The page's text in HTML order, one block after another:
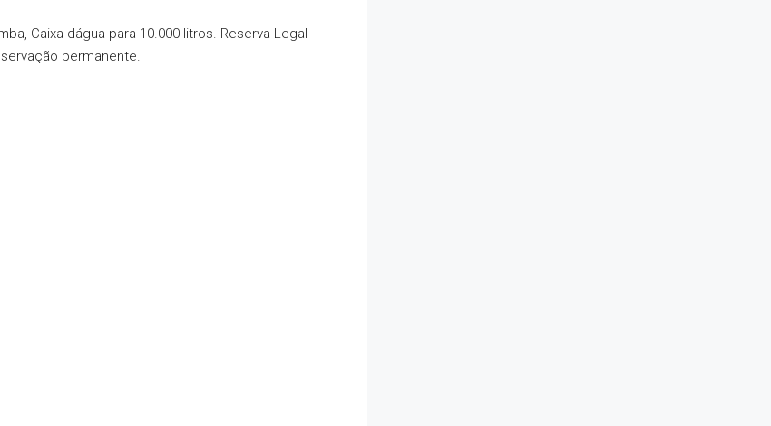
Caixa dágua para 10.000 litros. Reserva Legal
permanente.